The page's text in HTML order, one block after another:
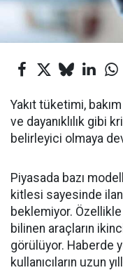
Yakıt tüketimi,
ve dayanıklılık gibi
belirleyici olmaya
Piyasada bazı
kitlesi sayesinde
beklemiyor.
bilinen araçların
görülüyor. Haberde
kullanıcıların uzun